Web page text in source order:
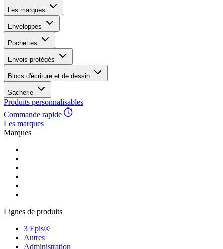
Les marques
Enveloppes
Pochettes
Envois protégés
Blocs d'écriture et de dessin
Sacherie
Produits personnalisables
Commande rapide
Les marques
Marques
Lignes de produits
3 Epis®
Autres
Administration